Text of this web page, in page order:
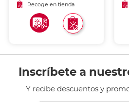
Recoge en tienda
Inscríbete a
Y recibe descuentos y